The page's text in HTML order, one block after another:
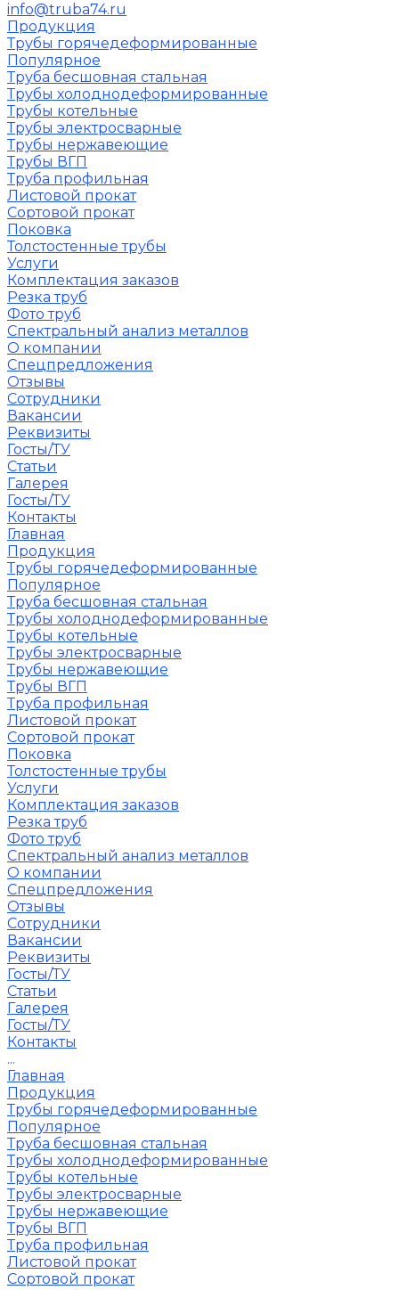
info@truba74.ru
Продукция
Трубы горячедеформированные
Популярное
Труба бесшовная стальная
Трубы холоднодеформированные
Трубы котельные
Трубы электросварные
Трубы нержавеющие
Трубы ВГП
Труба профильная
Листовой прокат
Сортовой прокат
Поковка
Толстостенные трубы
Услуги
Комплектация заказов
Резка труб
Фото труб
Спектральный анализ металлов
О компании
Спецпредложения
Отзывы
Сотрудники
Вакансии
Реквизиты
Госты/ТУ
Статьи
Галерея
Госты/ТУ
Контакты
Главная
Продукция
Трубы горячедеформированные
Популярное
Труба бесшовная стальная
Трубы холоднодеформированные
Трубы котельные
Трубы электросварные
Трубы нержавеющие
Трубы ВГП
Труба профильная
Листовой прокат
Сортовой прокат
Поковка
Толстостенные трубы
Услуги
Комплектация заказов
Резка труб
Фото труб
Спектральный анализ металлов
О компании
Спецпредложения
Отзывы
Сотрудники
Вакансии
Реквизиты
Госты/ТУ
Статьи
Галерея
Госты/ТУ
Контакты
...
Главная
Продукция
Трубы горячедеформированные
Популярное
Труба бесшовная стальная
Трубы холоднодеформированные
Трубы котельные
Трубы электросварные
Трубы нержавеющие
Трубы ВГП
Труба профильная
Листовой прокат
Сортовой прокат